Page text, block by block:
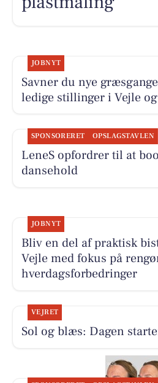
JOBNYT
Savner du nye
ledige stillinger i Vejle
SPONSORERET OPSLAGSTAVLEN
LeneS opfordrer til at
dansehold
JOBNYT
Bliv en del af praktisk
Vejle med fokus på
hverdagsforbedringer
VEJRET
Sol og blæs: Dagen